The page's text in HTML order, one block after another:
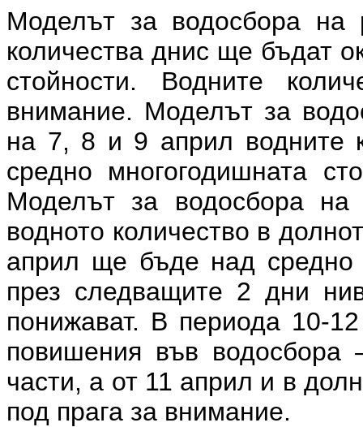
Моделът за водосбора на
количества днис ще бъдат
стойности. Водните
внимание. Моделът за
на 7, 8 и 9 април водните
средно многогодишната
Моделът за водосбора
водното количество в
април ще бъде над средно
през следващите 2 дни
понижават. В периода 10-
повишения във водосбора
части, а от 11 април и в
под прага за внимание.